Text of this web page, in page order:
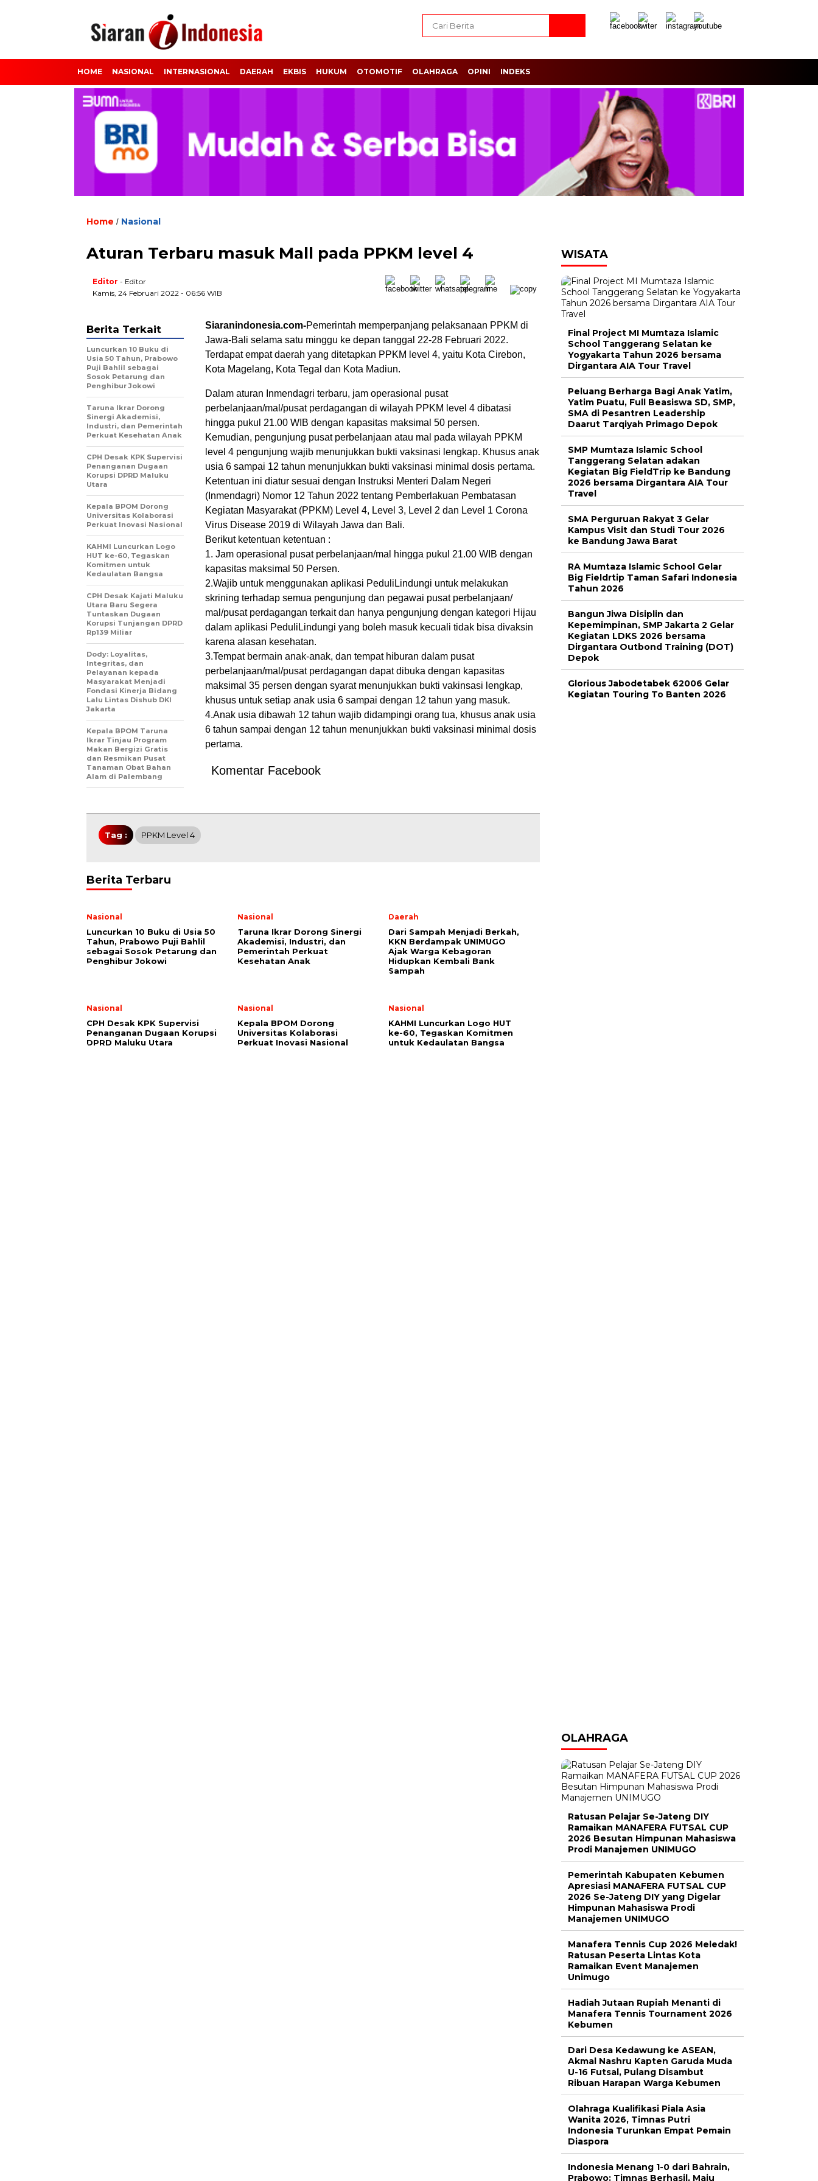
HOME NASIONAL INTERNASIONAL DAERAH EKBIS HUKUM OTOMOTIF OLAHRAGA OPINI INDEKS
Home / Nasional
Aturan Terbaru masuk Mall pada PPKM level 4
Editor - Editor
Kamis, 24 Februari 2022 - 06:56 WIB
Siaranindonesia.com-Pemerintah memperpanjang pelaksanaan PPKM di
Jawa-Bali selama satu minggu ke depan tanggal 22-28 Februari 2022.
Terdapat empat daerah yang ditetapkan PPKM level 4, yaitu Kota Cirebon,
Kota Magelang, Kota Tegal dan Kota Madiun.
Dalam aturan Inmendagri terbaru, jam operasional pusat
perbelanjaan/mal/pusat perdagangan di wilayah PPKM level 4 dibatasi
hingga pukul 21.00 WIB dengan kapasitas maksimal 50 persen.
Kemudian, pengunjung pusat perbelanjaan atau mal pada wilayah PPKM
level 4 pengunjung wajib menunjukkan bukti vaksinasi lengkap. Khusus anak
usia 6 sampai 12 tahun menunjukkan bukti vaksinasi minimal dosis pertama.
Ketentuan ini diatur sesuai dengan Instruksi Menteri Dalam Negeri
(Inmendagri) Nomor 12 Tahun 2022 tentang Pemberlakuan Pembatasan
Kegiatan Masyarakat (PPKM) Level 4, Level 3, Level 2 dan Level 1 Corona
Virus Disease 2019 di Wilayah Jawa dan Bali.
Berikut ketentuan ketentuan :
1. Jam operasional pusat perbelanjaan/mal hingga pukul 21.00 WIB dengan
kapasitas maksimal 50 Persen.
2.Wajib untuk menggunakan aplikasi PeduliLindungi untuk melakukan
skrining terhadap semua pengunjung dan pegawai pusat perbelanjaan/
mal/pusat perdagangan terkait dan hanya pengunjung dengan kategori Hijau
dalam aplikasi PeduliLindungi yang boleh masuk kecuali tidak bisa divaksin
karena alasan kesehatan.
3.Tempat bermain anak-anak, dan tempat hiburan dalam pusat
perbelanjaan/mal/pusat perdagangan dapat dibuka dengan kapasitas
maksimal 35 persen dengan syarat menunjukkan bukti vakinsasi lengkap,
khusus untuk setiap anak usia 6 sampai dengan 12 tahun yang masuk.
4.Anak usia dibawah 12 tahun wajib didampingi orang tua, khusus anak usia
6 tahun sampai dengan 12 tahun menunjukkan bukti vaksinasi minimal dosis
pertama.
Komentar Facebook
Berita Terkait
Luncurkan 10 Buku di
Usia 50 Tahun, Prabowo
Puji Bahlil sebagai
Sosok Petarung dan
Penghibur Jokowi
Taruna Ikrar Dorong
Sinergi Akademisi,
Industri, dan Pemerintah
Perkuat Kesehatan Anak
CPH Desak KPK Supervisi
Penanganan Dugaan
Korupsi DPRD Maluku
Utara
Kepala BPOM Dorong
Universitas Kolaborasi
Perkuat Inovasi Nasional
KAHMI Luncurkan Logo
HUT ke-60, Tegaskan
Komitmen untuk
Kedaulatan Bangsa
CPH Desak Kajati Maluku
Utara Baru Segera
Tuntaskan Dugaan
Korupsi Tunjangan DPRD
Rp139 Miliar
Dody: Loyalitas,
Integritas, dan
Pelayanan kepada
Masyarakat Menjadi
Fondasi Kinerja Bidang
Lalu Lintas Dishub DKI
Jakarta
Kepala BPOM Taruna
Ikrar Tinjau Program
Makan Bergizi Gratis
dan Resmikan Pusat
Tanaman Obat Bahan
Alam di Palembang
Tag : PPKM Level 4
Berita Terbaru
Nasional
Luncurkan 10 Buku di Usia 50
Tahun, Prabowo Puji Bahlil
sebagai Sosok Petarung dan
Penghibur Jokowi
Nasional
Taruna Ikrar Dorong Sinergi
Akademisi, Industri, dan
Pemerintah Perkuat
Kesehatan Anak
Daerah
Dari Sampah Menjadi Berkah,
KKN Berdampak UNIMUGO
Ajak Warga Kebagoran
Hidupkan Kembali Bank
Sampah
Nasional
CPH Desak KPK Supervisi
Penanganan Dugaan Korupsi
DPRD Maluku Utara
Nasional
Kepala BPOM Dorong
Universitas Kolaborasi
Perkuat Inovasi Nasional
Nasional
KAHMI Luncurkan Logo HUT
ke-60, Tegaskan Komitmen
untuk Kedaulatan Bangsa
WISATA
Final Project MI Mumtaza Islamic
School Tanggerang Selatan ke
Yogyakarta Tahun 2026 bersama
Dirgantara AIA Tour Travel
Peluang Berharga Bagi Anak Yatim,
Yatim Puatu, Full Beasiswa SD, SMP,
SMA di Pesantren Leadership
Daarut Tarqiyah Primago Depok
SMP Mumtaza Islamic School
Tanggerang Selatan adakan
Kegiatan Big FieldTrip ke Bandung
2026 bersama Dirgantara AIA Tour
Travel
SMA Perguruan Rakyat 3 Gelar
Kampus Visit dan Studi Tour 2026
ke Bandung Jawa Barat
RA Mumtaza Islamic School Gelar
Big Fieldrtip Taman Safari Indonesia
Tahun 2026
Bangun Jiwa Disiplin dan
Kepemimpinan, SMP Jakarta 2 Gelar
Kegiatan LDKS 2026 bersama
Dirgantara Outbond Training (DOT)
Depok
Glorious Jabodetabek 62006 Gelar
Kegiatan Touring To Banten 2026
OLAHRAGA
Ratusan Pelajar Se-Jateng DIY
Ramaikan MANAFERA FUTSAL CUP
2026 Besutan Himpunan Mahasiswa
Prodi Manajemen UNIMUGO
Pemerintah Kabupaten Kebumen
Apresiasi MANAFERA FUTSAL CUP
2026 Se-Jateng DIY yang Digelar
Himpunan Mahasiswa Prodi
Manajemen UNIMUGO
Manafera Tennis Cup 2026 Meledak!
Ratusan Peserta Lintas Kota
Ramaikan Event Manajemen
Unimugo
Hadiah Jutaan Rupiah Menanti di
Manafera Tennis Tournament 2026
Kebumen
Dari Desa Kedawung ke ASEAN,
Akmal Nashru Kapten Garuda Muda
U-16 Futsal, Pulang Disambut
Ribuan Harapan Warga Kebumen
Olahraga Kualifikasi Piala Asia
Wanita 2026, Timnas Putri
Indonesia Turunkan Empat Pemain
Diaspora
Indonesia Menang 1-0 dari Bahrain,
Prabowo: Timnas Berhasil, Maju